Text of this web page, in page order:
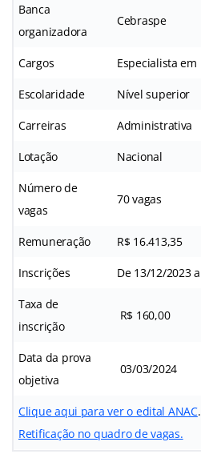
Banca
organizadora
Cebraspe
Cargos Especialista em
Escolaridade Nível superior
Carreiras Administrativa
Lotação Nacional
Número de
vagas
70 vagas
Remuneração R$ 16.413,35
Inscrições De 13/12/2023
Taxa de
inscrição
R$ 160,00
Data da prova
objetiva
03/03/2024
Clique aqui para ver o edital ANAC.
Retificação no quadro de vagas.